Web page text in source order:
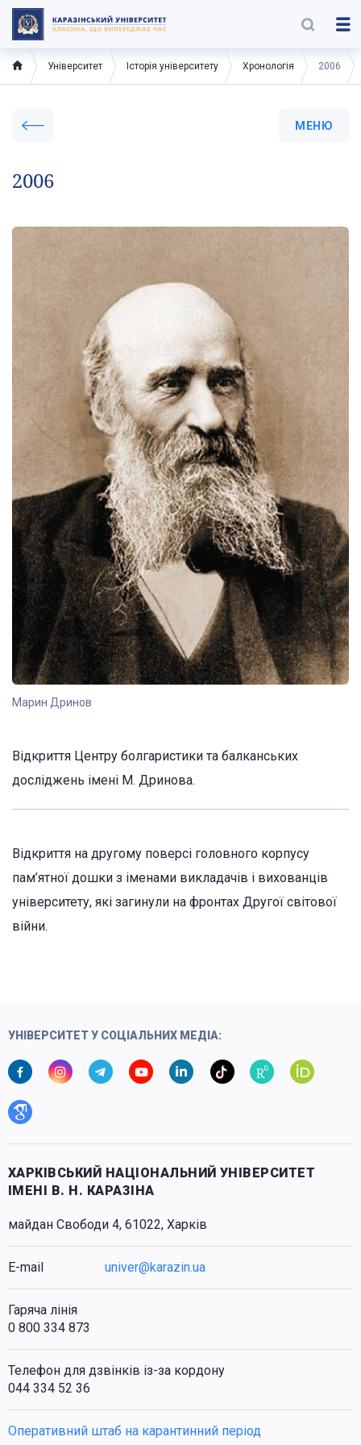
Університет Історія університету Хронологія 2006
МЕНЮ
2006
Марин Дринов
Відкриття Центру болгаристики та балканських
досліджень імені М. Дринова.
Відкриття на другому поверсі головного корпусу
пам’ятної дошки з іменами викладачів і вихованців
університету, які загинули на фронтах Другої світової
війни.
УНІВЕРСИТЕТ У СОЦІАЛЬНИХ МЕДІА:
ХАРКІВСЬКИЙ НАЦІОНАЛЬНИЙ УНІВЕРСИТЕТ
ІМЕНІ В. Н. КАРАЗІНА
майдан Свободи 4, 61022, Харків
E-mail univer@karazin.ua
Гаряча лінія
0 800 334 873
Телефон для дзвінків із-за кордону
044 334 52 36
Оперативний штаб на карантинний період